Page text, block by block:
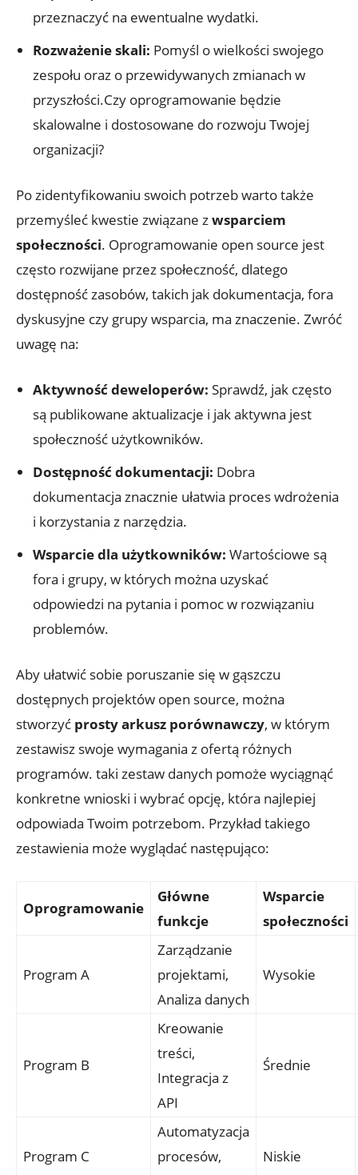
przeznaczyć na ewentualne wydatki.
Rozważenie skali: Pomyśl o wielkości swojego
zespołu oraz o przewidywanych zmianach w
przyszłości.Czy oprogramowanie będzie
skalowalne i dostosowane do rozwoju Twojej
organizacji?
Po zidentyfikowaniu swoich potrzeb warto także
przemyśleć kwestie związane zwsparciem
społeczności. Oprogramowanie open source jest
często rozwijane przez społeczność, dlatego
dostępność zasobów, takich jak dokumentacja, fora
dyskusyjne czy grupy wsparcia, ma znaczenie. Zwróć
uwagę na:
Aktywność deweloperów: Sprawdź, jak często
są publikowane aktualizacje i jak aktywna jest
społeczność użytkowników.
Dostępność dokumentacji: Dobra
dokumentacja znacznie ułatwia proces wdrożenia
i korzystania z narzędzia.
Wsparcie dla użytkowników: Wartościowe są
fora i grupy, w których można uzyskać
odpowiedzi na pytania i pomoc w rozwiązaniu
problemów.
Aby ułatwić sobie poruszanie się w gąszczu
dostępnych projektów open source, można
stworzyć prosty arkusz porównawczy, w którym
zestawisz swoje wymagania z ofertą różnych
programów. taki zestaw danych pomoże wyciągnąć
konkretne wnioski i wybrać opcję, która najlepiej
odpowiada Twoim potrzebom. Przykład takiego
zestawienia może wyglądać następująco:
Oprogramowanie
Główne
funkcje
Wsparcie
społeczności
Program A
Zarządzanie
projektami,
Analiza danych
Wysokie
Program B
Kreowanie
treści,
Integracja z
API
Średnie
Program C
Automatyzacja
procesów,
Niskie